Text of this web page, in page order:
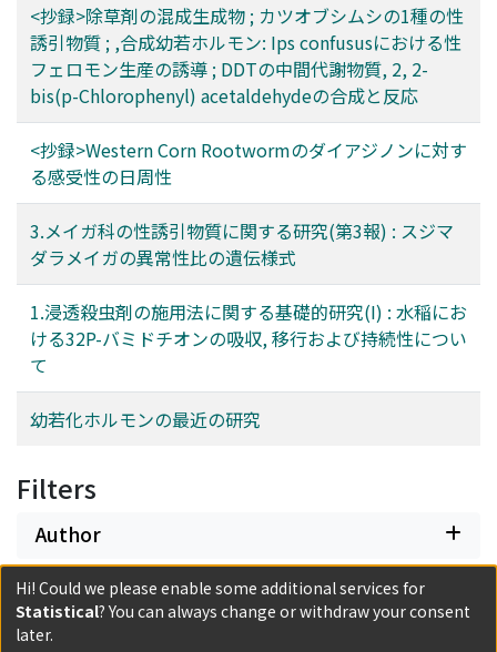
<抄録>除草剤の混成生成物 ; カツオブシムシの1種の性
誘引物質 ; ,合成幼若ホルモン: Ips confususにおける性
フェロモン生産の誘導 ; DDTの中間代謝物質, 2, 2-
bis(p-Chlorophenyl) acetaldehydeの合成と反応
<抄録>Western Corn Rootwormのダイアジノンに対す
る感受性の日周性
3.メイガ科の性誘引物質に関する研究(第3報) : スジマ
ダラメイガの異常性比の遺伝様式
1.浸透殺虫剤の施用法に関する基礎的研究(I) : 水稲にお
ける32P-バミドチオンの吸収, 移行および持続性につい
て
幼若化ホルモンの最近の研究
Filters
Author
Date issued
Hi! Could we please enable some additional services for
Statistical? You can always change or withdraw your consent
later.